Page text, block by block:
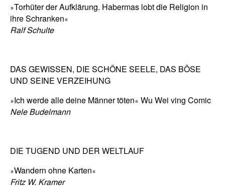
»Torhüter der Aufklärung. Habermas lobt die Religion in
ihre Schranken«
Ralf Schulte
DAS GEWISSEN, DIE SCHÖNE SEELE, DAS BÖSE
UND SEINE VERZEIHUNG
»Ich werde alle deine Männer töten« Wu Wei ving Comic
Nele Budelmann
DIE TUGEND UND DER WELTLAUF
»Wandern ohne Karten«
Fritz W. Kramer